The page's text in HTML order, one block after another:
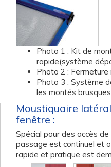
Photo 1 : Kit de
rapide(système
Photo 2 : Fermeture
Photo 3 : Système
les montés
Moustiquaire
fenêtre :
Spécial pour des accès
passage est continuel et
rapide et pratique est